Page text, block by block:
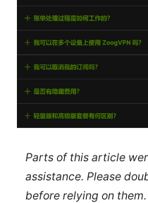
Parts of this article
assistance. Please
before relying on them.